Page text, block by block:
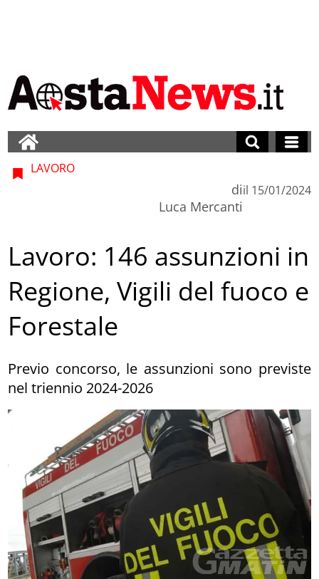
LAVORO
di
Luca Mercanti
il 15/01/2024
Lavoro: 146 assunzioni in
Regione, Vigili del fuoco e
Forestale
Previo concorso, le assunzioni sono previste
nel triennio 2024-2026